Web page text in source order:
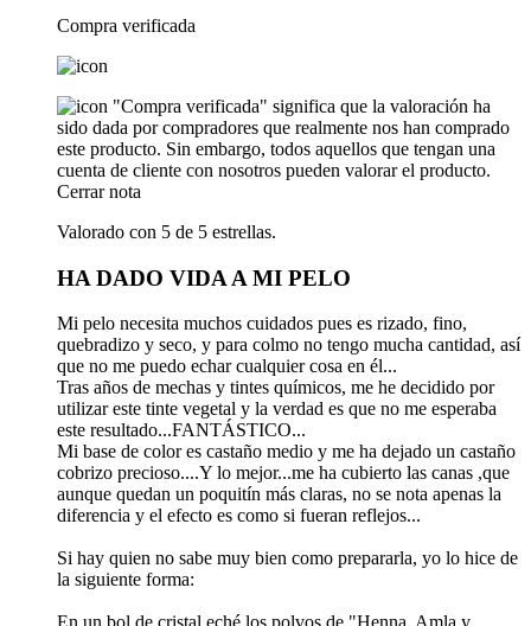
Compra verificada
"Compra verificada" significa que la valoración ha
sido dada por compradores que realmente nos han comprado
este producto. Sin embargo, todos aquellos que tengan una
cuenta de cliente con nosotros pueden valorar el producto.
Cerrar nota
Valorado con 5 de 5 estrellas.
HA DADO VIDA A MI PELO
Mi pelo necesita muchos cuidados pues es rizado, fino,
quebradizo y seco, y para colmo no tengo mucha cantidad, así
que no me puedo echar cualquier cosa en él...
Tras años de mechas y tintes químicos, me he decidido por
utilizar este tinte vegetal y la verdad es que no me esperaba
este resultado...FANTÁSTICO...
Mi base de color es castaño medio y me ha dejado un castaño
cobrizo precioso....Y lo mejor...me ha cubierto las canas ,que
aunque quedan un poquitín más claras, no se nota apenas la
diferencia y el efecto es como si fueran reflejos...
Si hay quien no sabe muy bien como prepararla, yo lo hice de
la siguiente forma: